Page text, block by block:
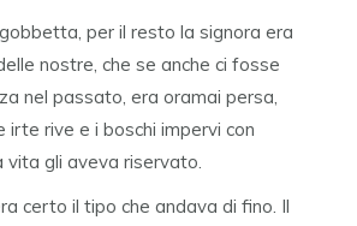
per il resto la signora era
nostre, che se anche ci fosse
nel passato, era oramai persa,
irte rive e i boschi impervi con
vita gli aveva riservato.
certo il tipo che andava di fino. Il